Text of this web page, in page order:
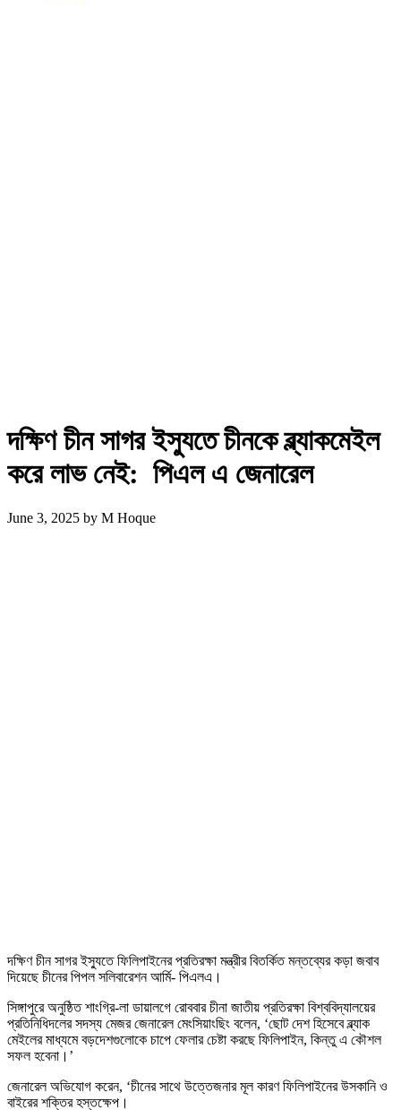
দক্ষিণ চীন সাগর ইস্যুতে চীনকে ব্ল্যাকমেইল
করে লাভ নেই: পিএল এ জেনারেল
June 3, 2025 by M Hoque
দক্ষিণ চীন সাগর ইস্যুতে ফিলিপাইনের প্রতিরক্ষা মন্ত্রীর বিতর্কিত মন্তব্যের কড়া জবাব
দিয়েছে চীনের পিপল সলিবারেশন আর্মি- পিএলএ।
সিঙ্গাপুরে অনুষ্ঠিত শাংগ্রি-লা ডায়ালগে রোববার চীনা জাতীয় প্রতিরক্ষা বিশ্ববিদ্যালয়ের
প্রতিনিধিদলের সদস্য মেজর জেনারেল মেংসিয়াংছিং বলেন, ‘ছোট দেশ হিসেবে ব্ল্যাক
মেইলের মাধ্যমে বড়দেশগুলোকে চাপে ফেলার চেষ্টা করছে ফিলিপাইন, কিন্তু এ কৌশল
সফল হবেনা।’
জেনারেল অভিযোগ করেন, ‘চীনের সাথে উত্তেজনার মূল কারণ ফিলিপাইনের উসকানি ও
বাইরের শক্তির হস্তক্ষেপ।